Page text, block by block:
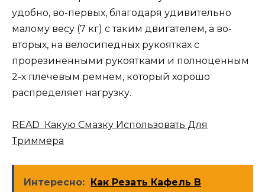
удобно, во-первых, благодаря удивительно
малому весу (7 кг) с таким двигателем, а во-
вторых, на велосипедных рукоятках с
прорезиненными рукоятками и полноценным
2-х плечевым ремнем, который хорошо
распределяет нагрузку.
READ Какую Смазку Использовать Для
Триммера
Интересно: Как Резать Кафель В